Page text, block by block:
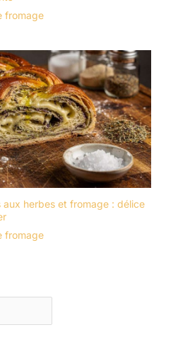
fromage
herbes et fromage : délice
fromage